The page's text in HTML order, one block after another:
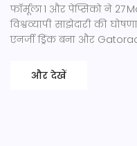
फॉर्मूला 1 और पेप्सिको ने 27
विश्वव्यापी साझेदारी की
एनर्जी ड्रिंक बना और
और देखें